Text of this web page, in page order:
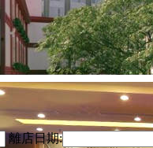
離店日期: